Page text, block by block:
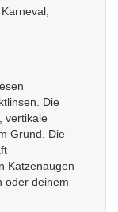
Die
vertikale
Grund. Die
Katzenaugen
oder deinem